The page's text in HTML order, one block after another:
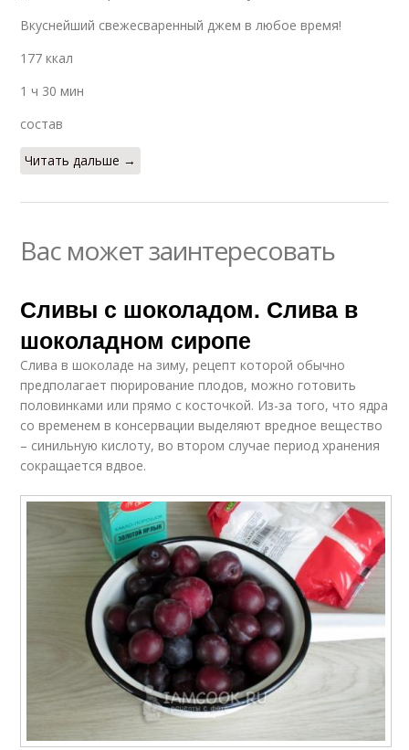
Вкуснейший свежесваренный джем в любое время!
177 ккал
1 ч 30 мин
состав
Читать дальше →
Вас может заинтересовать
Сливы с шоколадом. Слива в
шоколадном сиропе
Слива в шоколаде на зиму, рецепт которой обычно
предполагает пюрирование плодов, можно готовить
половинками или прямо с косточкой. Из-за того, что ядра
со временем в консервации выделяют вредное вещество
– синильную кислоту, во втором случае период хранения
сокращается вдвое.